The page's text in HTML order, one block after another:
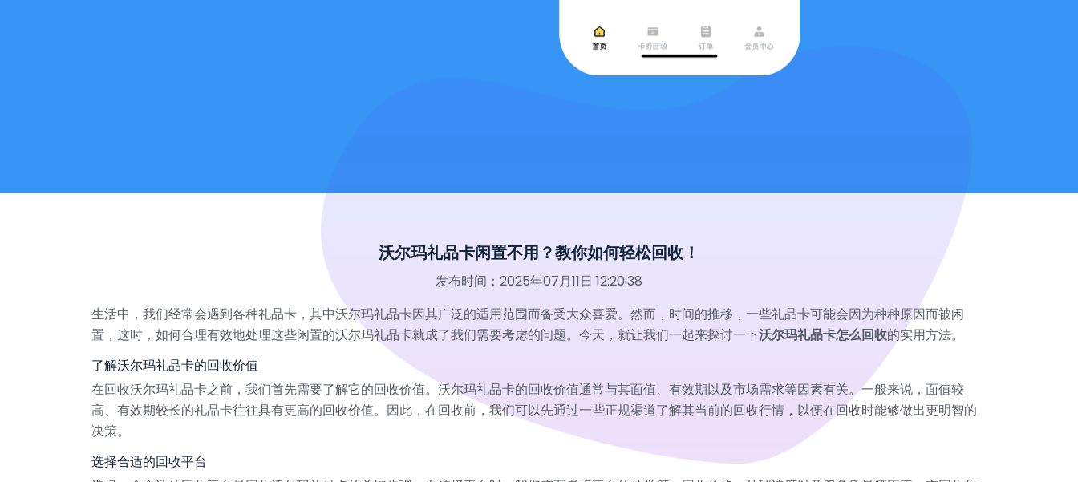
沃尔玛礼品卡闲置不用？教你如何轻松回收！
发布时间：2025年07月11日 12:20:38
生活中，我们经常会遇到各种礼品卡，其中沃尔玛礼品卡因其广泛的适用范围而备受大众喜爱。然而，时间的推移，一些礼品卡可能会因为种种原因而被闲
置，这时，如何合理有效地处理这些闲置的沃尔玛礼品卡就成了我们需要考虑的问题。今天，就让我们一起来探讨一下沃尔玛礼品卡怎么回收的实用方法。
了解沃尔玛礼品卡的回收价值
在回收沃尔玛礼品卡之前，我们首先需要了解它的回收价值。沃尔玛礼品卡的回收价值通常与其面值、有效期以及市场需求等因素有关。一般来说，面值较
高、有效期较长的礼品卡往往具有更高的回收价值。因此，在回收前，我们可以先通过一些正规渠道了解其当前的回收行情，以便在回收时能够做出更明智的
决策。
选择合适的回收平台